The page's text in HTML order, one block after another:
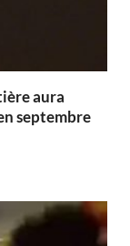
aura
septembre